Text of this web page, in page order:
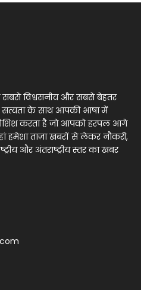
विश्वसनीय और सबसे बेहतर
सत्यता के साथ आपकी भाषा में
करता है जो आपको हरपल आगे
ताज़ा खबरों से लेकर नौकरी,
और अंतराष्ट्रीय स्तर का खबर